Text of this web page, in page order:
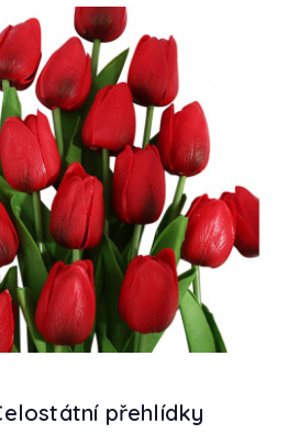
přehlídky